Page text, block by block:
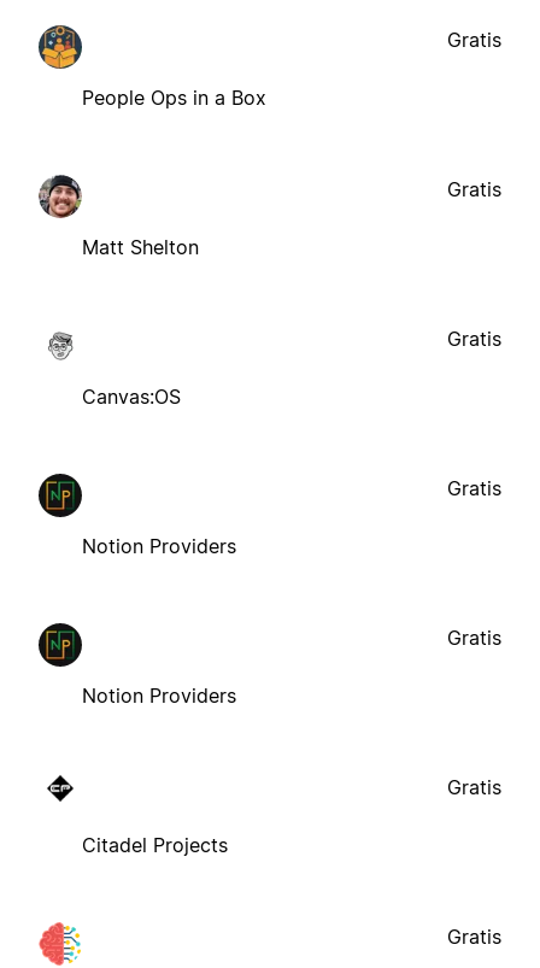
People Ops in a Box
Gratis
Matt Shelton
Gratis
Canvas:OS
Gratis
Notion Providers
Gratis
Notion Providers
Gratis
Citadel Projects
Gratis
Gratis